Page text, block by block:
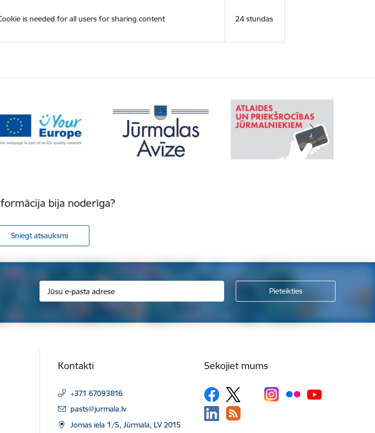
is needed for all users for sharing content 24 stundas
bija noderīga?
Sniegt atsauksmi
Kontakti
+371 67093816
E-pasts:
pasts@jurmala.lv
Jomas iela 1/5, Jūrmala, LV 2015
Sekojiet mums